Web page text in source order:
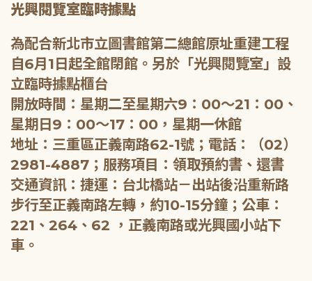
光興閱覽室臨時據點
為配合新北市立圖書館第二總館原址重建工程
自6月1日起全館閉館。另於「光興閱覽室」設
立臨時據點櫃台
開放時間：星期二至星期六9：00～21：00、
星期日9：00～17：00，星期一休館
地址：三重區正義南路62-1號；電話：（02）
2981-4887；服務項目：領取預約書、還書
交通資訊：捷運：台北橋站－出站後沿重新路
步行至正義南路左轉，約10-15分鐘；公車：
221、264、62 ，正義南路或光興國小站下
車。